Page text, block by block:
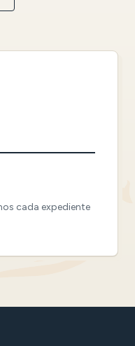
cada expediente